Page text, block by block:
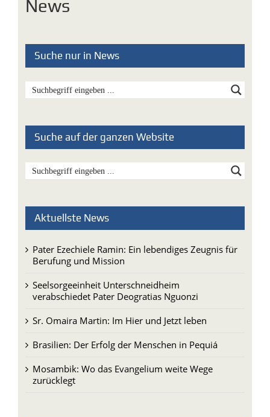
News
Suche nur in News
Suche auf der ganzen Website
Aktuellste News
Pater Ezechiele Ramin: Ein lebendiges Zeugnis für
Berufung und Mission
Seelsorgeeinheit Unterschneidheim
verabschiedet Pater Deogratias Nguonzi
Sr. Omaira Martin: Im Hier und Jetzt leben
Brasilien: Der Erfolg der Menschen in Pequiá
Mosambik: Wo das Evangelium weite Wege
zurücklegt